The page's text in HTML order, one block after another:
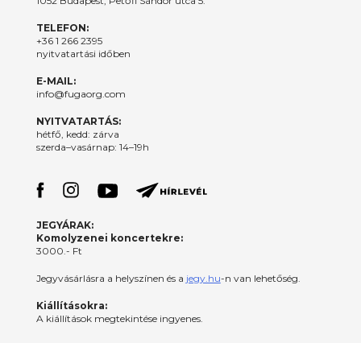
TELEFON:
+36 1 266 2395
nyitvatartási időben
E-MAIL:
info@fugaorg.com
NYITVATARTÁS:
hétfő, kedd: zárva
szerda–vasárnap: 14–19h
JEGYÁRAK:
Komolyzenei koncertekre:
3000.- Ft
Jegyvásárlásra a helyszínen és a jegy.hu-n van lehetőség.
Kiállításokra:
A kiállítások megtekintése ingyenes.